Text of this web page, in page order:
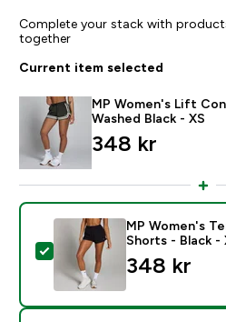
Complete your stack with
together
Current item selected
MP Women's Lift
Washed Black - XS
348 kr‎
Select this product - MP
MP Women's
Shorts - Black -
348 kr‎